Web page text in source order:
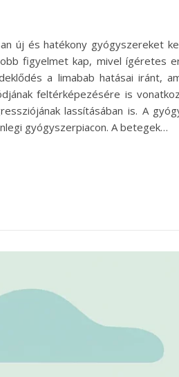
új és hatékony gyógyszereket
figyelmet kap, mivel ígéretes
a limabab hatásai iránt,
feltérképezésére is
lassításában is. A
gyógyszerpiacon. A betegek…